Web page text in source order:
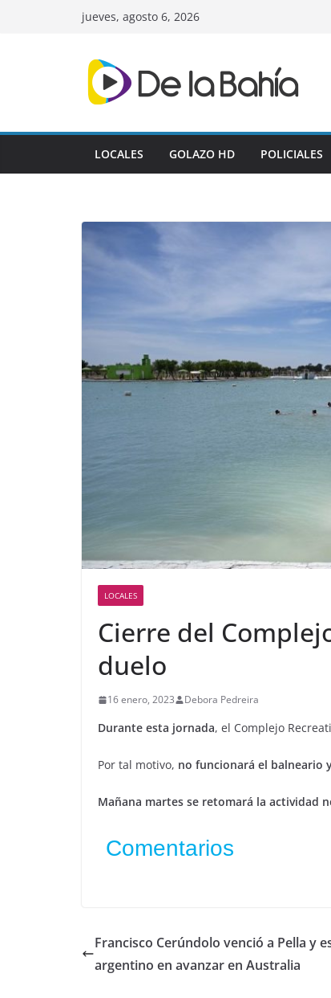
jueves, agosto 6, 2026
LOCALES GOLAZO HD POLICIALES
LOCALES
Cierre del
duelo
16 enero, 2023 Debora Pedreira
Durante esta jornada, el Complejo
Por tal motivo, no funcionará el balneario
Mañana martes se retomará la actividad
Comentarios
Francisco Cerúndolo venció a Pella y
argentino en avanzar en Australia